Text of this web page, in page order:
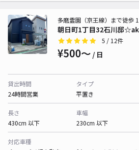
朝日町1丁目32石川邸
多磨霊園（京王線）まで徒歩
5 / 12件
¥500〜 / 日
貸出時間
24時間営業
タイプ
平置き
長さ
430cm 以下
車幅
230cm 以下
対応車種